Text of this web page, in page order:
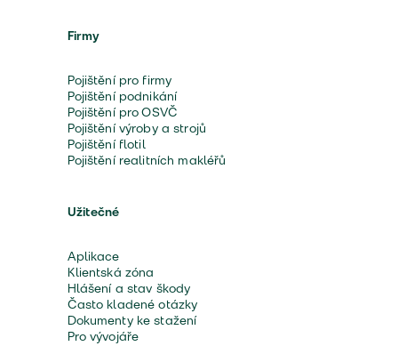
Firmy
Pojištění pro firmy
Pojištění podnikání
Pojištění pro OSVČ
Pojištění výroby a strojů
Pojištění flotil
Pojištění realitních makléřů
Užitečné
Aplikace
Klientská zóna
Hlášení a stav škody
Často kladené otázky
Dokumenty ke stažení
Pro vývojáře